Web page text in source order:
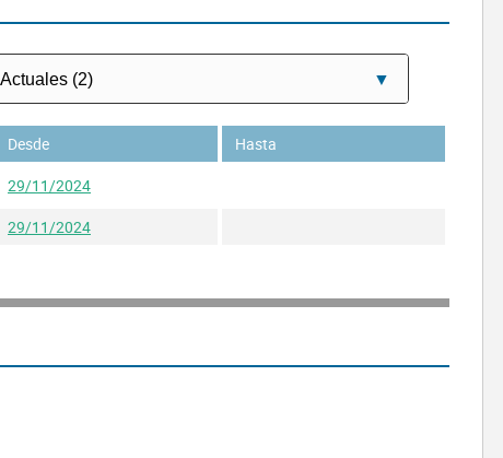
Desde
Hasta
29/11/2024
29/11/2024